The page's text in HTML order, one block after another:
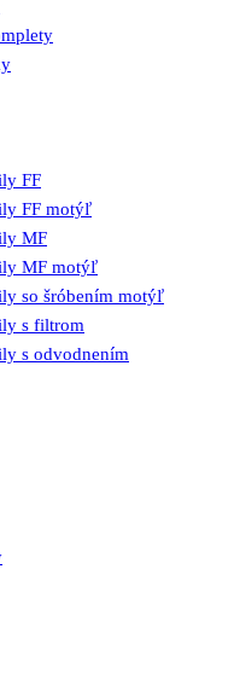
FF
FF motýľ
MF
MF motýľ
so šróbením motýľ
s filtrom
s odvodnením